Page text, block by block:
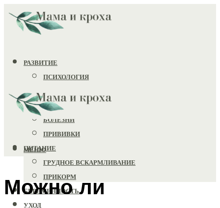
РАЗВИТИЕ
ПСИХОЛОГИЯ
ИГРУШКИ
ЗДОРОВЬЕ
БОЛЕЗНИ
ПРИВИВКИ
ПИТАНИЕ
ГРУДНОЕ ВСКАРМЛИВАНИЕ
ПРИКОРМ
БЕРЕМЕННОСТЬ
УХОД
МЕНЮ
Можно ли